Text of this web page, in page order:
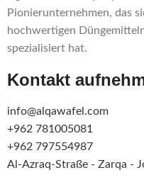
Pionierunternehmen, das
hochwertigen
spezialisiert hat.
Kontakt
info@alqawafel.com
+962 781005081
+962 797554987
Al-Azraq-Straße - Zarqa -